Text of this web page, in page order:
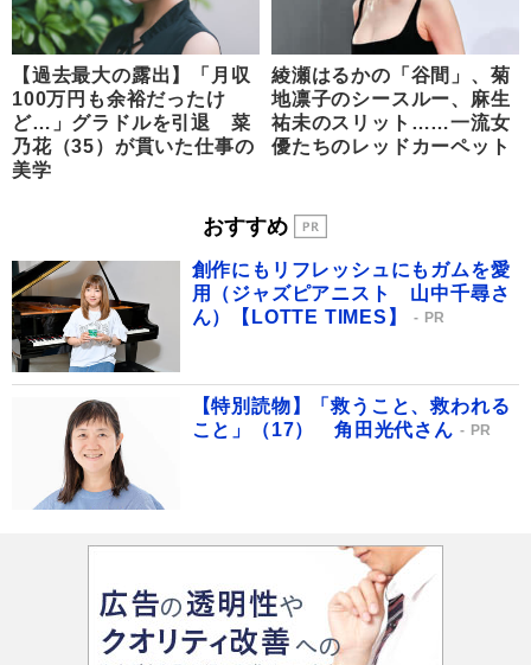
【過去最大の露出】「月収
100万円も余裕だったけ
ど…」グラドルを引退 菜
乃花（35）が貫いた仕事の
美学
綾瀬はるかの「谷間」、菊
地凛子のシースルー、麻生
祐未のスリット……一流女
優たちのレッドカーペット
おすすめ
創作にもリフレッシュにもガムを愛
用（ジャズピアニスト 山中千尋さ
ん）【LOTTE TIMES】
PR
【特別読物】「救うこと、救われる
こと」（17） 角田光代さん
PR